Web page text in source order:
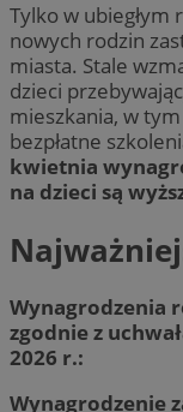
Tylko w ubiegłym
nowych rodzin
miasta. Stale
dzieci
mieszkania, w
bezpłatne
kwietnia
na dzieci są
Wynagrodzenia
zgodnie z
2026 r.:
Wynagrodzenie